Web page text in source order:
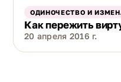
ОДИНОЧЕСТВО И
Как пережить
20 апреля 2016 г.